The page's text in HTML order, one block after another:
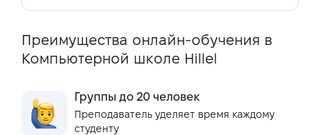
Преимущества онлайн-обучения в
Компьютерной школе Hillel
Группы до 20 человек
Преподаватель уделяет время каждому
студенту